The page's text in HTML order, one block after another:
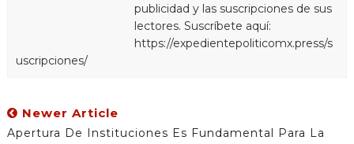
publicidad y las suscripciones de sus
lectores. Suscríbete aquí:
https://expedientepoliticomx.press/s
uscripciones/
Newer Article
Apertura De Instituciones Es Fundamental Para La